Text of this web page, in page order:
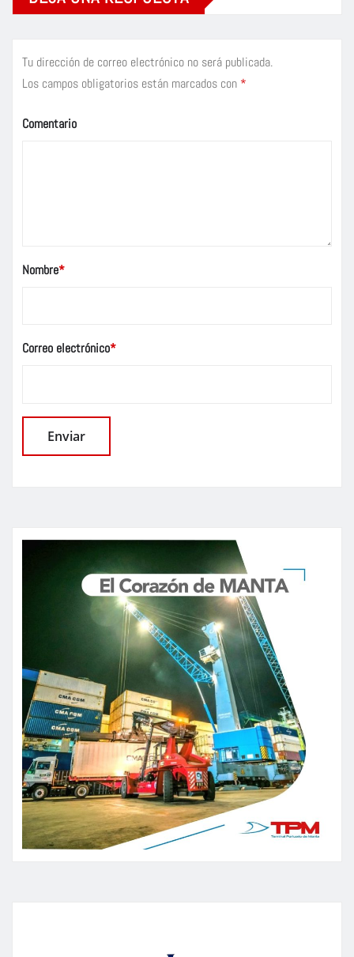
Tu dirección de correo electrónico no será publicada.
Los campos obligatorios están marcados con *
Comentario
Nombre*
Correo electrónico*